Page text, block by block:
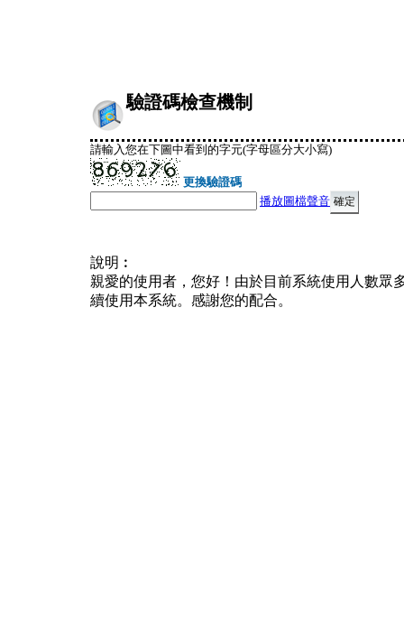
驗證碼檢查機制
請輸入您在下圖中看到的字元(字母區分大小寫)
更換驗證碼
播放圖檔聲音
說明︰
親愛的使用者，您好！由於目前系統使用人數眾
續使用本系統。感謝您的配合。